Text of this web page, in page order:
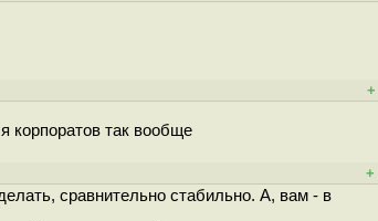
+
корпоратов так вообще
+
сравнительно стабильно. А, вам - в